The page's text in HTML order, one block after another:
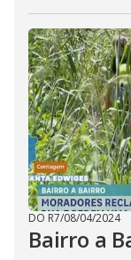
DO R7/08/04/2024
Bairro a